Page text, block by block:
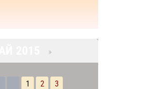
2015
1 2 3